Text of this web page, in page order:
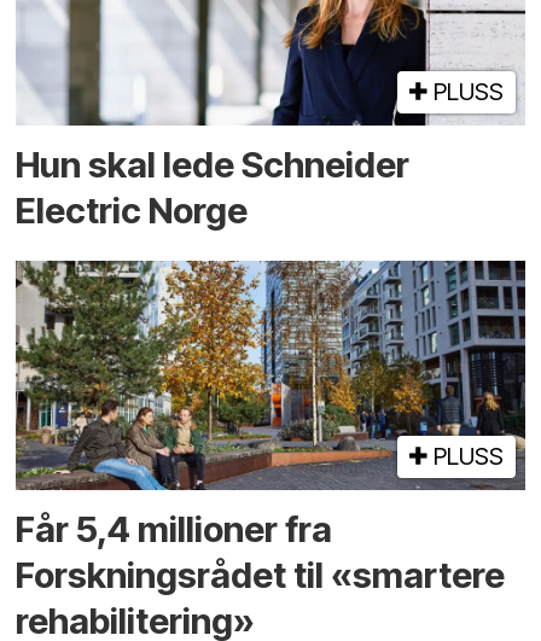
PLUSS
Hun skal lede Schneider
Electric Norge
PLUSS
Får 5,4 millioner fra
Forskningsrådet til «smartere
rehabilitering»